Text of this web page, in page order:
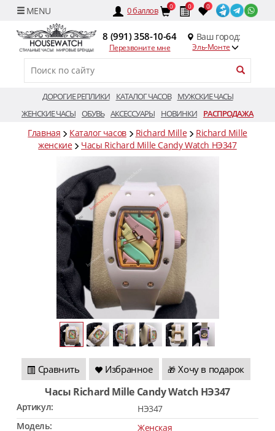
0баллов 0 0 0
8 (991) 358-10-64
Перезвоните мне
Ваш город:
Эль-Монте
ДОРОГИЕ РЕПЛИКИ КАТАЛОГ ЧАСОВ
МУЖСКИЕ ЧАСЫ
ЖЕНСКИЕ ЧАСЫ ОБУВЬ АКСЕССУАРЫ НОВИНКИ РАСПРОДАЖА
Главная Каталог часов Richard Mille
Richard Mille
женские
Часы Richard Mille Candy Watch HЭ347
Сравнить Избранное 🎁 Хочу в подарок
Часы Richard Mille Candy Watch HЭ347
Артикул:
HЭ347
Модель:
Женская